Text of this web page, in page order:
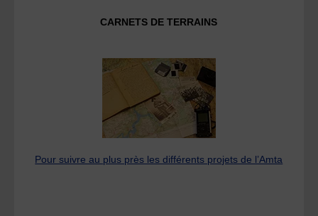
CARNETS DE TERRAINS
Pour suivre au plus près les différents projets de l’Amta